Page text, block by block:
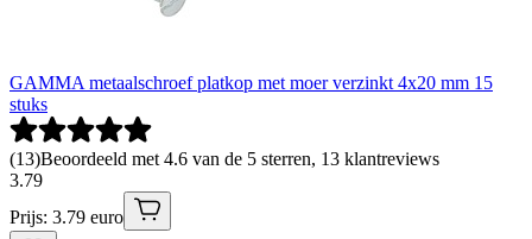
GAMMA metaalschroef platkop met moer verzinkt 4x20 mm 15
stuks
(13)Beoordeeld met 4.6 van de 5 sterren, 13 klantreviews
3.79
Prijs: 3.79 euro